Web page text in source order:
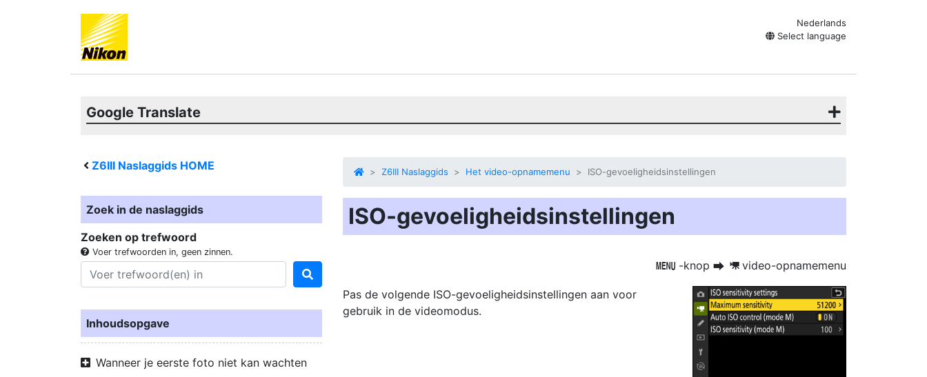
Nederlands
Select language
Google Translate
Z6III Naslaggids HOME
Zoek in de naslaggids
Zoeken op trefwoord
Voer trefwoorden in, geen zinnen.
Inhoudsopgave
Wanneer je eerste foto niet kan wachten
Z6III Naslaggids Het video-opnamemenu ISO-gevoeligheidsinstellingen
ISO-gevoeligheidsinstellingen
G -knop U 1 video-opnamemenu
Pas de volgende ISO-gevoeligheidsinstellingen aan voor
gebruik in de videomodus.